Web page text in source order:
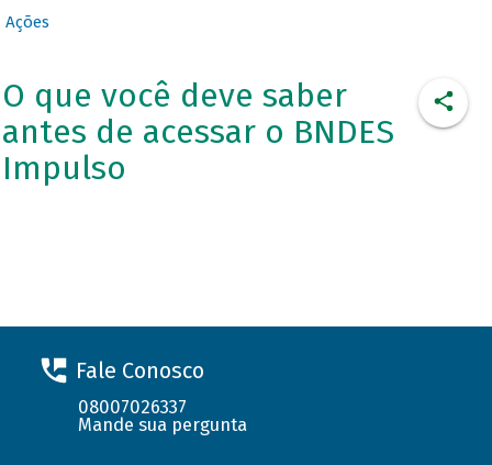
Ações
O que você deve saber
antes de acessar o BNDES
Impulso
Fale Conosco
08007026337
Mande sua pergunta